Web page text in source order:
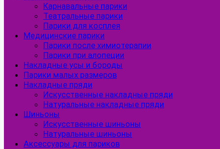
Карнавальные парики
Театральные парики
Парики для косплея
Медицинские парики
Парики после химиотерапии
Парики при алопеции
Накладные усы и бороды
Парики малых размеров
Накладные пряди
Искусственные накладные пряди
Натуральные накладные пряди
Шиньоны
Искусственные шиньоны
Натуральные шиньоны
Аксессуары для париков